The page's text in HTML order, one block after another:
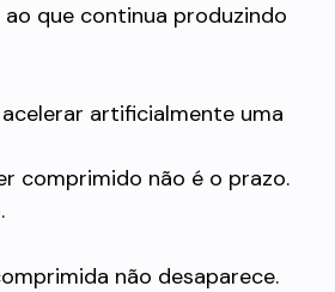
que continua produzindo
artificialmente uma
comprimido não é o prazo.
não desaparece.